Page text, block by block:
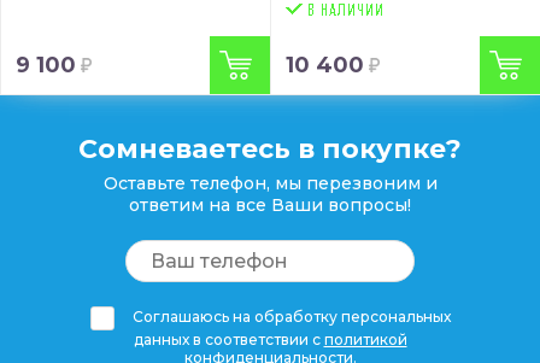
9 100 10 400
Сомневаетесь в покупке?
Оставьте телефон, мы перезвоним и
ответим на все Ваши вопросы!
Соглашаюсь на обработку персональных
данных в соответствии с политикой
конфиденциальности.